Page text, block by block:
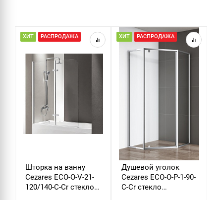
ХИТ РАСПРОДАЖА
Шторка на ванну
Cezares ECO-O-V-21-
120/140-C-Cr стекло
ХИТ РАСПРОДАЖА
Душевой уголок
Cezares ECO-O-P-1-90-
C-Cr стекло